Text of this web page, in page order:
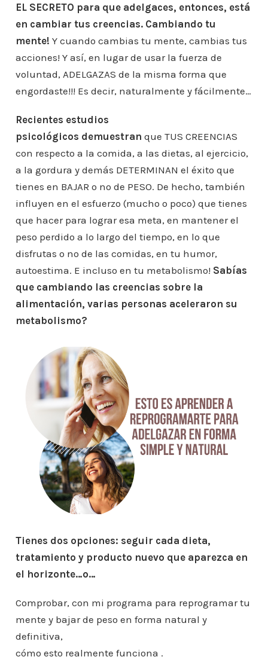
EL SECRETO para que adelgaces, entonces, está
en cambiar tus creencias. Cambiando tu
mente! Y cuando cambias tu mente, cambias tus
acciones! Y así, en lugar de usar la fuerza de
voluntad, ADELGAZAS de la misma forma que
engordaste!!! Es decir, naturalmente y fácilmente…
Recientes estudios
psicológicos demuestran que TUS CREENCIAS
con respecto a la comida, a las dietas, al ejercicio,
a la gordura y demás DETERMINAN el éxito que
tienes en BAJAR o no de PESO. De hecho, también
influyen en el esfuerzo (mucho o poco) que tienes
que hacer para lograr esa meta, en mantener el
peso perdido a lo largo del tiempo, en lo que
disfrutas o no de las comidas, en tu humor,
autoestima. E incluso en tu metabolismo! Sabías
que cambiando las creencias sobre la
alimentación, varias personas aceleraron su
metabolismo?
Tienes dos opciones: seguir cada dieta,
tratamiento y producto nuevo que aparezca en
el horizonte…o…
Comprobar, con mi programa para reprogramar tu
mente y bajar de peso en forma natural y
definitiva,
cómo esto realmente funciona .